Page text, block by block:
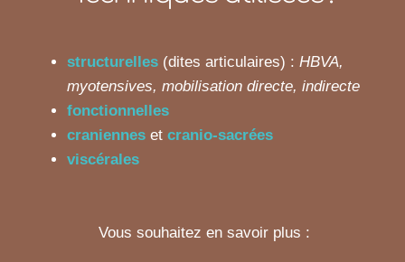
structurelles (dites articulaires) : HBVA,
myotensives, mobilisation directe, indirecte
fonctionnelles
craniennes et cranio-sacrées
viscérales
Vous souhaitez en savoir plus :